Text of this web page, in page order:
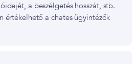
a beszélgetés hosszát, stb.
értékelhető a chates ügyintézők